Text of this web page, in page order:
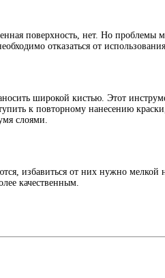
поверхность, нет. Но проблемы
отказаться от
широкой кистью. Этот
к повторному нанесению
слоями.
избавиться от них нужно
качественным.